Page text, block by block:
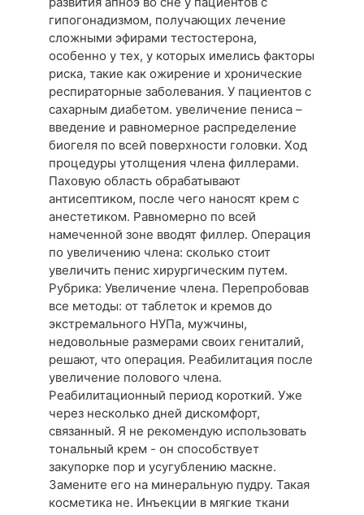
гипогонадизмом, получающих лечение
сложными эфирами тестостерона,
особенно у тех, у которых имелись факторы
риска, такие как ожирение и хронические
респираторные заболевания. У пациентов с
сахарным диабетом. увеличение пениса –
введение и равномерное распределение
биогеля по всей поверхности головки. Ход
процедуры утолщения члена филлерами.
Паховую область обрабатывают
антисептиком, после чего наносят крем с
анестетиком. Равномерно по всей
намеченной зоне вводят филлер. Операция
по увеличению члена: сколько стоит
увеличить пенис хирургическим путем.
Рубрика: Увеличение члена. Перепробовав
все методы: от таблеток и кремов до
экстремального НУПа, мужчины,
недовольные размерами своих гениталий,
решают, что операция. Реабилитация после
увеличение полового члена.
Реабилитационный период короткий. Уже
через несколько дней дискомфорт,
связанный. Я не рекомендую использовать
тональный крем - он способствует
закупорке пор и усугублению маскне.
Замените его на минеральную пудру. Такая
косметика не. Инъекции в мягкие ткани